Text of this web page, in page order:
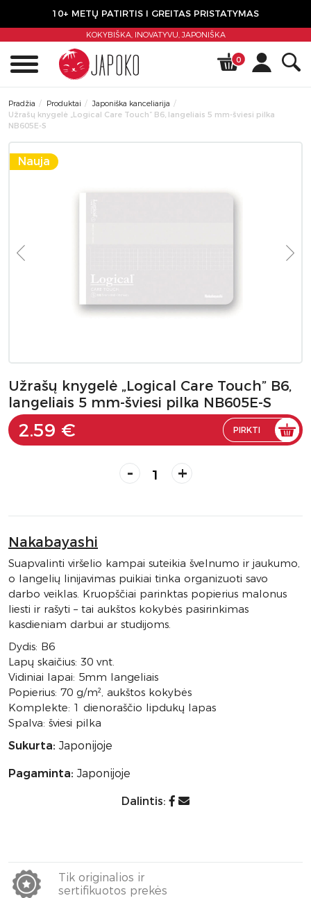
10+ METŲ PATIRTIS I GREITAS PRISTATYMAS
KOKYBIŠKA, INOVATYVU,JAPONIŠKA
0
Pradžia Produktai
Japoniška kanceliarija
Užrašų knygelė „Logical Care Touch” B6, langeliais 5 mm-šviesi pilka
NB605E-S
Nauja
Užrašų knygelė „Logical Care Touch” B6,
langeliais 5 mm-šviesi pilka NB605E-S
2.59 € PIRKTI
- +
Nakabayashi
Suapvalinti viršelio kampai suteikia švelnumo ir jaukumo,
o langelių linijavimas puikiai tinka organizuoti savo
darbo veiklas. Kruopščiai parinktas popierius malonus
liesti ir rašyti – tai aukštos kokybės pasirinkimas
kasdieniam darbui ar studijoms.
Dydis: B6
Lapų skaičius: 30 vnt.
Vidiniai lapai: 5mm langeliais
Popierius: 70 g/m², aukštos kokybės
Komplekte: 1 dienoraščio lipdukų lapas
Spalva: šviesi pilka
Sukurta: Japonijoje
Pagaminta: Japonijoje
Dalintis:
Tik originalios ir
sertifikuotos prekės